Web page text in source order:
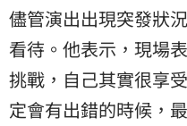
儘管演出出現突發狀
看待。他表示，現場
挑戰，自己其實很享
定會有出錯的時候，